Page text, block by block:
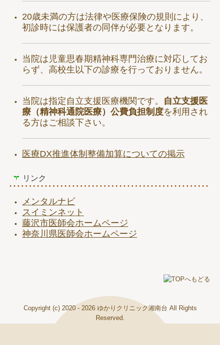
20歳未満の方は法律や医療保険の規則により、
初診時には保護者の同伴が必要となります。
当院は児童思春期精神科専門治療に対応してお
らず、高校生以下の診療を行っておりません。
当院は指定自立支援医療機関です。 自立支援医
療（精神科通院医療）公費負担制度を利用され
る方はご相談下さい。
医療DX推進体制整備加算についての掲示
リンク
メンタルナビ
スイミンネット
藤沢市医師会ホームページ
神奈川県医師会ホームページ
Copyright (c) 2020 - 2026 ゆかりクリニック湘南台 All Rights
Reserved.